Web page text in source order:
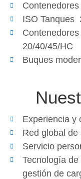
ISO Tanques
20/40/45/HC
Buques
Experiencia y
Red global
Servicio
Tecnología
gestión de